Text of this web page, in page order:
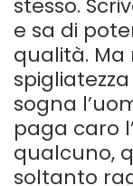
stesso.
e sa di
qualità.
sogna
paga caro
qualcuno,
soltanto